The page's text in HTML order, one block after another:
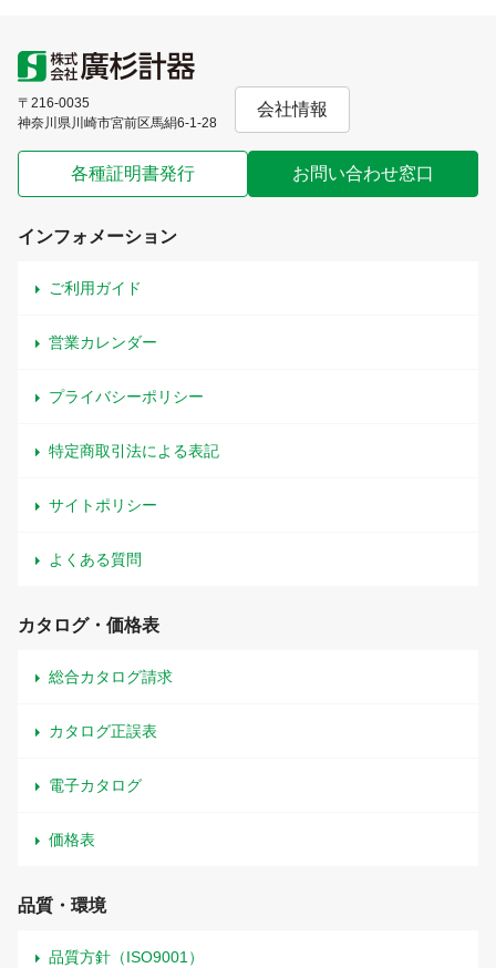
〒216-0035
神奈川県川崎市宮前区馬絹6-1-28
会社情報
各種証明書発行 お問い合わせ窓口
インフォメーション
ご利用ガイド
営業カレンダー
プライバシーポリシー
特定商取引法による表記
サイトポリシー
よくある質問
カタログ・価格表
総合カタログ請求
カタログ正誤表
電子カタログ
価格表
品質・環境
品質方針（ISO9001）